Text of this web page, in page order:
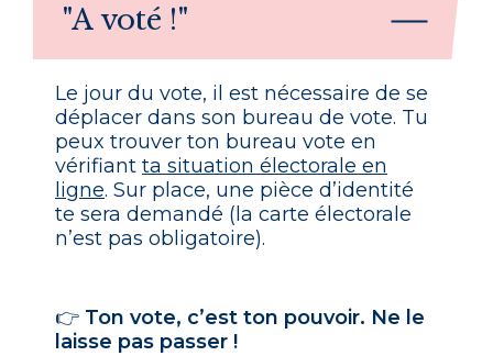
"A voté !"
Le jour du vote, il est nécessaire de se
déplacer dans son bureau de vote. Tu
peux trouver ton bureau vote en
vérifiant ta situation électorale en
ligne. Sur place, une pièce d’identité
te sera demandé (la carte électorale
n’est pas obligatoire).
👉 Ton vote, c’est ton pouvoir. Ne le
laisse pas passer !